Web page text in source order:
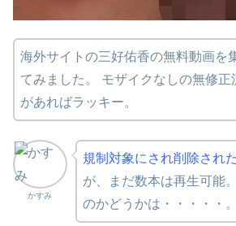
海外サイトの三好佑香の無料動画を
てみました。 モザイクなしの無修正
があればラッキー。
かすみ
規制対象にされ削除され
が、まだ数本は再生可能
のかどうかは・・・・・。